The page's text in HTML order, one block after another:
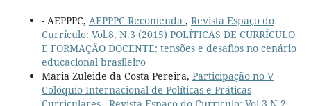
- AEPPPC, AEPPPC Recomenda , Revista Espaço do
Currículo: Vol.8, N.3 (2015) POLÍTICAS DE CURRÍCULO
E FORMAÇÃO DOCENTE: tensões e desafios no cenário
educacional brasileiro
Maria Zuleide da Costa Pereira, Participação no V
Colóquio Internacional de Políticas e Práticas